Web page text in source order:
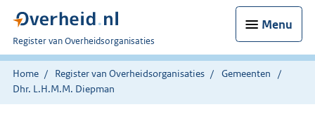
Menu
U
bent
nu
hier:
Register van Overheidsorganisaties
Home Register van Overheidsorganisaties
Gemeenten
Dhr. L.H.M.M. Diepman